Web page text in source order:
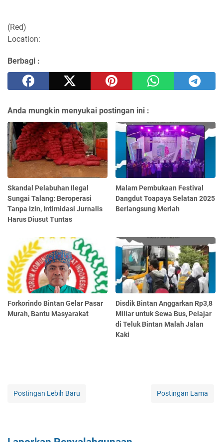
(Red)
Location:
Berbagi :
Anda mungkin menyukai postingan ini :
Skandal Pelabuhan Ilegal
Sungai Talang: Beroperasi
Tanpa Izin, Intimidasi Jurnalis
Harus Diusut Tuntas
Malam Pembukaan Festival
Dangdut Toapaya Selatan 2025
Berlangsung Meriah
Forkorindo Bintan Gelar Pasar
Murah, Bantu Masyarakat
Disdik Bintan Anggarkan Rp3,8
Miliar untuk Sewa Bus, Pelajar
di Teluk Bintan Malah Jalan
Kaki
Postingan Lebih Baru Postingan Lama